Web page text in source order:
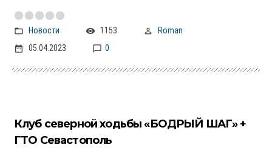
Новости 1153
Roman
05.04.2023
0
Клуб северной ходьбы «БОДРЫЙ ШАГ» +
ГТО Севастополь